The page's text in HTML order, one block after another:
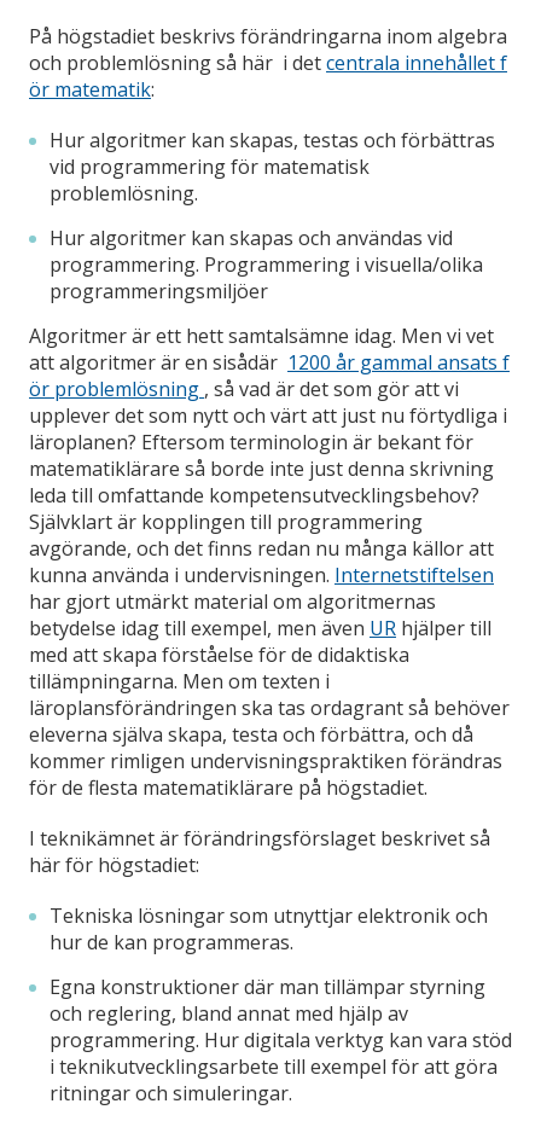
På högstadiet beskrivs förändringarna inom algebra
och problemlösning så här i detcentrala innehållet f
ör matematik:
Hur algoritmer kan skapas, testas och förbättras
vid programmering för matematisk
problemlösning.
Hur algoritmer kan skapas och användas vid
programmering. Programmering i visuella/olika
programmeringsmiljöer
Algoritmer är ett hett samtalsämne idag. Men vi vet
att algoritmer är en sisådär 1200 år gammal ansats f
ör problemlösning , så vad är det som gör att vi
upplever det som nytt och värt att just nu förtydliga i
läroplanen? Eftersom terminologin är bekant för
matematiklärare så borde inte just denna skrivning
leda till omfattande kompetensutvecklingsbehov?
Självklart är kopplingen till programmering
avgörande, och det finns redan nu många källor att
kunna använda i undervisningen. Internetstiftelsen
har gjort utmärkt material om algoritmernas
betydelse idag till exempel, men även UR hjälper till
med att skapa förståelse för de didaktiska
tillämpningarna. Men om texten i
läroplansförändringen ska tas ordagrant så behöver
eleverna själva skapa, testa och förbättra, och då
kommer rimligen undervisningspraktiken förändras
för de flesta matematiklärare på högstadiet.
I teknikämnet är förändringsförslaget beskrivet så
här för högstadiet:
Tekniska lösningar som utnyttjar elektronik och
hur de kan programmeras.
Egna konstruktioner där man tillämpar styrning
och reglering, bland annat med hjälp av
programmering. Hur digitala verktyg kan vara stöd
i teknikutvecklingsarbete till exempel för att göra
ritningar och simuleringar.